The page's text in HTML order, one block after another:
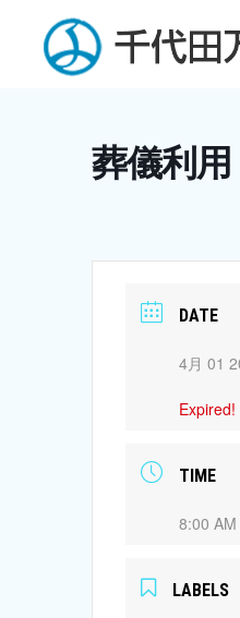
content
葬儀利
DATE
4月 01
Expired!
TIME
8:00
LABELS